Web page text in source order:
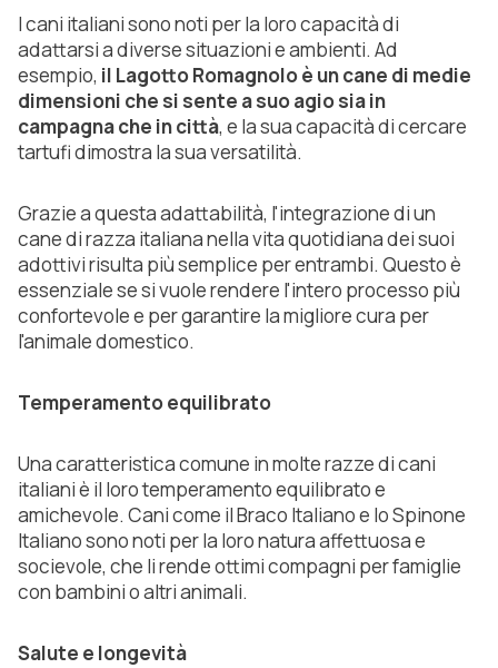
I cani italiani sono noti per la loro capacità di
adattarsi a diverse situazioni e ambienti. Ad
esempio, il Lagotto Romagnolo è un cane di medie
dimensioni che si sente a suo agio sia in
campagna che in città, e la sua capacità di cercare
tartufi dimostra la sua versatilità.
Grazie a questa adattabilità, l'integrazione di un
cane di razza italiana nella vita quotidiana dei suoi
adottivi risulta più semplice per entrambi. Questo è
essenziale se si vuole rendere l'intero processo più
confortevole e per garantire la migliore cura per
l'animale domestico.
Temperamento equilibrato
Una caratteristica comune in molte razze di cani
italiani è il loro temperamento equilibrato e
amichevole. Cani come il Braco Italiano e lo Spinone
Italiano sono noti per la loro natura affettuosa e
socievole, che li rende ottimi compagni per famiglie
con bambini o altri animali.
Salute e longevità